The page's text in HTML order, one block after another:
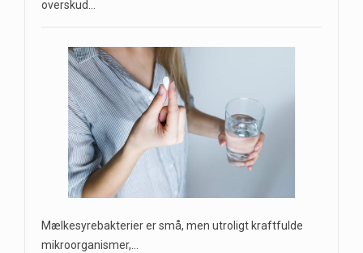
overskud…
Mælkesyrebakterier er små, men utroligt kraftfulde
mikroorganismer,…